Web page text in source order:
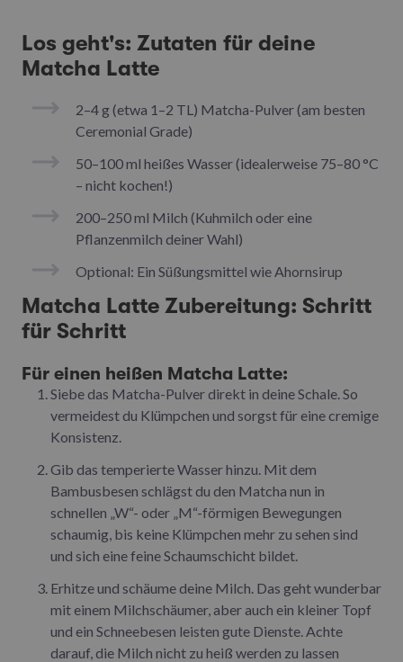
Los geht's: Zutaten für deine
Matcha Latte
2–4 g (etwa 1–2 TL) Matcha-Pulver (am besten
Ceremonial Grade)
50–100 ml heißes Wasser (idealerweise 75–80 °C
– nicht kochen!)
200–250 ml Milch (Kuhmilch oder eine
Pflanzenmilch deiner Wahl)
Optional: Ein Süßungsmittel wie Ahornsirup
Matcha Latte Zubereitung: Schritt
für Schritt
Für einen heißen Matcha Latte:
Siebe das Matcha-Pulver direkt in deine Schale. So
vermeidest du Klümpchen und sorgst für eine cremige
Konsistenz.
Gib das temperierte Wasser hinzu. Mit dem
Bambusbesen schlägst du den Matcha nun in
schnellen „W“- oder „M“-förmigen Bewegungen
schaumig, bis keine Klümpchen mehr zu sehen sind
und sich eine feine Schaumschicht bildet.
Erhitze und schäume deine Milch. Das geht wunderbar
mit einem Milchschäumer, aber auch ein kleiner Topf
und ein Schneebesen leisten gute Dienste. Achte
darauf, die Milch nicht zu heiß werden zu lassen